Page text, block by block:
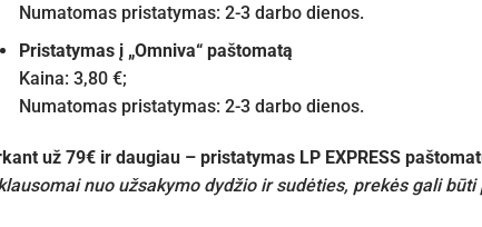
Numatomas pristatymas: 2-3 darbo dienos.
Pristatymas į „Omniva“ paštomatą
Kaina: 3,80 €;
Numatomas pristatymas: 2-3 darbo dienos.
už 79€ ir daugiau – pristatymas LP EXPRESS
nuo užsakymo dydžio ir sudėties, prekės gali